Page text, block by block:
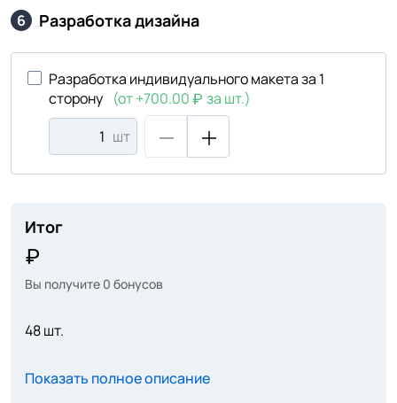
6 Разработка дизайна
Разработка индивидуального макета за 1
сторону (от +700.00
за шт.)
шт
Итог
Вы получите 0 бонусов
48 шт.
Показать полное описание